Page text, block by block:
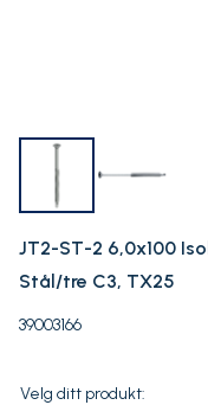
JT2-ST-2 6,0x100
Stål/tre C3, TX25
39003166
Velg ditt produkt: